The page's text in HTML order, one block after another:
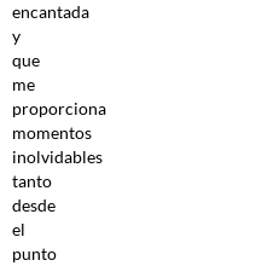
encantada
y
que
me
proporciona
momentos
inolvidables
tanto
desde
el
punto